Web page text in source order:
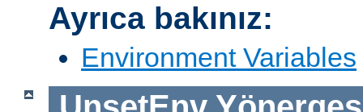
Ayrıca bakınız:
Environment Variables